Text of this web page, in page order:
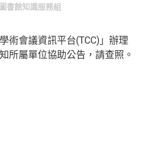
圖書館知識服務組
術會議資訊平台(TCC)」辦理
所屬單位協助公告，請查照。